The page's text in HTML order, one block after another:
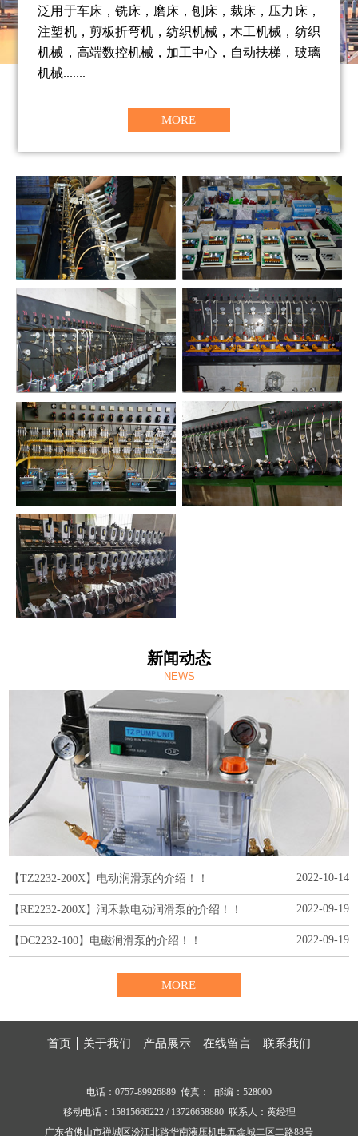
泛用于车床，铣床，磨床，刨床，裁床，压力床，
注塑机，剪板折弯机，纺织机械，木工机械，纺织
机械，高端数控机械，加工中心，自动扶梯，玻璃
机械.......
MORE
新闻动态
NEWS
【TZ2232-200X】电动润滑泵的介绍！！ 2022-10-14
【RE2232-200X】润禾款电动润滑泵的介绍！！ 2022-09-19
【DC2232-100】电磁润滑泵的介绍！！ 2022-09-19
MORE
首页 关于我们 产品展示 在线留言 联系我们
电话：0757-89926889 传真： 邮编：528000
移动电话：15815666222 / 13726658880 联系人：黄经理
广东省佛山市禅城区汾江北路华南液压机电五金城二区二路88号